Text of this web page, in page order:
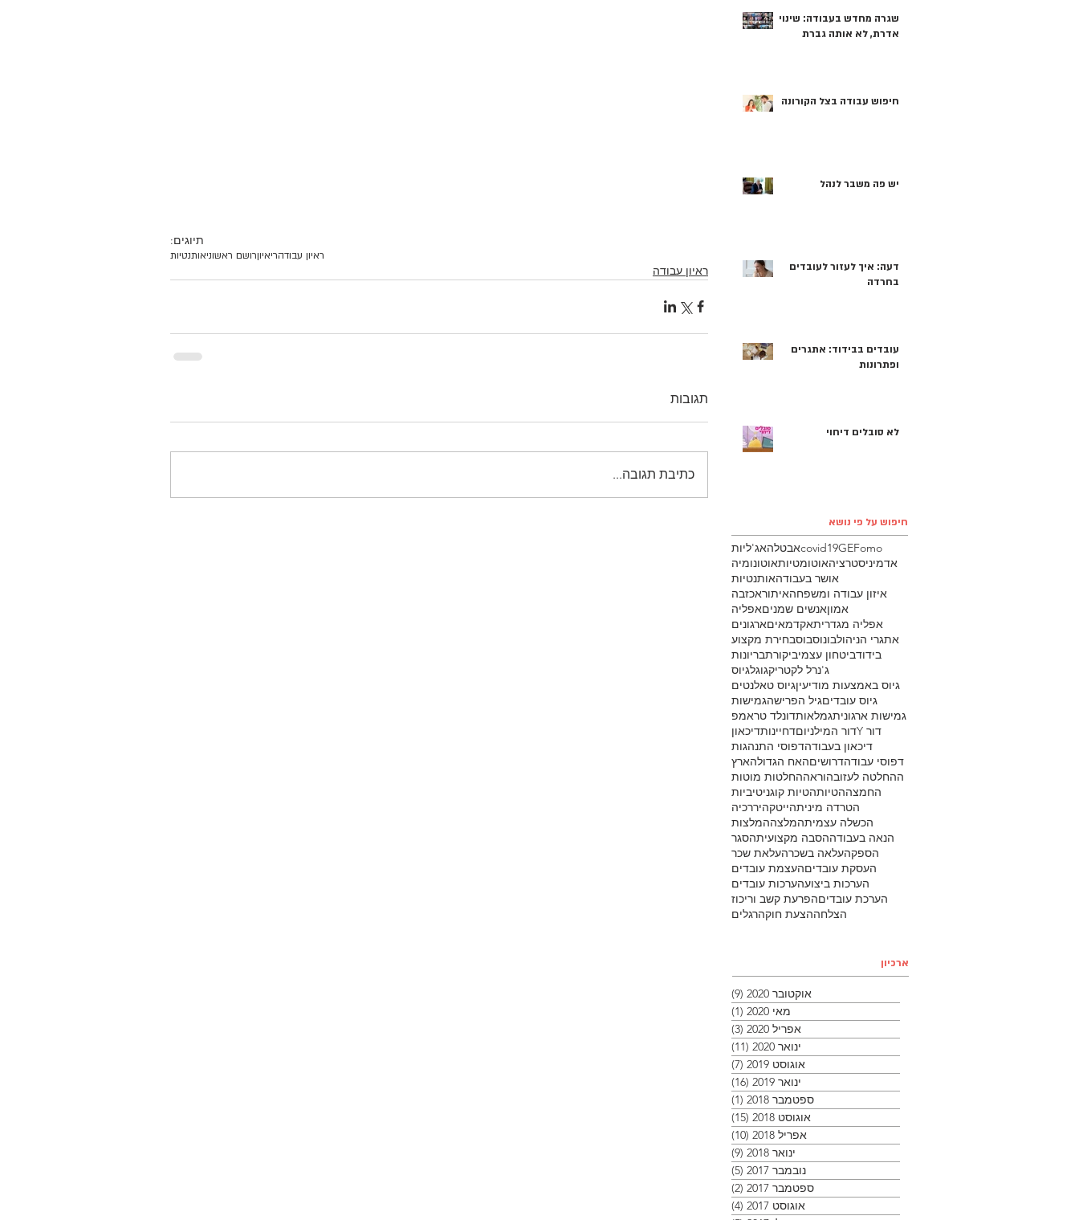
תיוגים:
ראיון עבודהריאיוןרושם ראשוניאותנטיות
ראיון עבודה
תגובות
כתיבת תגובה...
שגרה מחדש בעבודה: שינוי
אדרת, לא אותה גברת
חיפוש עבודה בצל הקורונה
יש פה משבר לנהל
דעה: איך לעזור לעובדים
בחרדה
עובדים בבידוד: אתגרים
ופתרונות
לא סובלים דיחוי
חיפוש על פי נושא
Fomo
GE
covid19אבטלהאג'ליות
אדמיניסטרציהאוטומטיותאוטונומיה
אושר בעבודהאותנטיות
איזון עבודה ומשפחהאיתוראכזבה
אמוןאנשים שמניםאפליה
אפליה מגדריתאקדמאיםארגונים
אתגרי הניהולבונוסבוסבחירת מקצוע
בידודביטחון עצמיביקורתבריונות
ג'נרל לקטריקגוגלגיוס
גיוס באמצעות מודיעיןגיוס טאלנטים
גיוס עובדיםגיל הפרישהגמישות
גמישות ארגוניתגמלאותדונלד טראמפ
דור Y
דור המילניוםדחיינותדיכאון
דיכאון בעבודהדפוסי התנהגות
דפוסי עבודהדרושיםהאח הגדולהארץ
ההחלטה לעזובהוראההחלטות מוטות
החמצההטיותהטיות קוגניטיביות
הטרדה מיניתהייטקהיררכיה
הכשלה עצמיתהמלצההמלצות
הנאה בעבודההסבה מקצועיתהסגר
הספקהעלאה בשכרהעלאת שכר
העסקת עובדיםהעצמת עובדים
הערכות ביצועהערכות עובדים
הערכת עובדיםהפרעת קשב וריכוז
הצלחההצעת חוקהרגלים
ארכיון
אוקטובר 2020 (9)
מאי 2020
(1)
אפריל 2020
(3)
ינואר 2020
(11)
אוגוסט 2019
(7)
ינואר 2019
(16)
ספטמבר 2018
(1)
אוגוסט 2018
(15)
אפריל 2018
(10)
ינואר 2018
(9)
נובמבר 2017
(5)
ספטמבר 2017
(2)
אוגוסט 2017
(4)